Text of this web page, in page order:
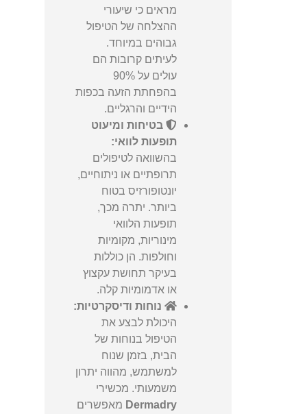
מראים כי שיעורי
ההצלחה של הטיפול
גבוהים במיוחד.
לעיתים קרובות הם
עולים על 90%
בהפחתת הזעה בכפות
הידיים והרגליים.
בטיחות ומיעוט
תופעות לוואי:
בהשוואה לטיפולים
תרופתיים או ניתוחיים,
יונטופורזיס בטוח
ביותר. יתרה מכך,
תופעות הלוואי
מינוריות, מקומיות
וחולפות. הן כוללות
בעיקר תחושת עקצוץ
או אדמומיות קלה.
נוחות ודיסקרטיות:
היכולת לבצע את
הטיפול בנוחות של
הבית, בזמן שנוח
למשתמש, מהווה יתרון
משמעותי. מכשירי
Dermadry מאפשרים